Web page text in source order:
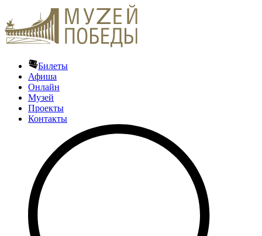
Билеты
Афиша
Онлайн
Музей
Проекты
Контакты